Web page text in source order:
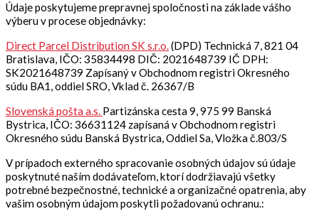
Údaje poskytujeme prepravnej spoločnosti na základe vášho
výberu v procese objednávky:
Direct Parcel Distribution SK s.r.o.(DPD) Technická 7, 821 04
Bratislava, IČO: 35834498 DIČ: 2021648739 IČ DPH:
SK2021648739 Zapísaný v Obchodnom registri Okresného
súdu BA1, oddiel SRO, Vklad č. 26367/B
Slovenská pošta a.s. Partizánska cesta 9, 975 99 Banská
Bystrica, IČO: 36631124 zapísaná v Obchodnom registri
Okresného súdu Banská Bystrica, Oddiel Sa, Vložka č.803/S
V prípadoch externého spracovanie osobných údajov sú údaje
poskytnuté naším dodávateľom, ktorí dodržiavajú všetky
potrebné bezpečnostné, technické a organizačné opatrenia, aby
vašim osobným údajom poskytli požadovanú ochranu.: